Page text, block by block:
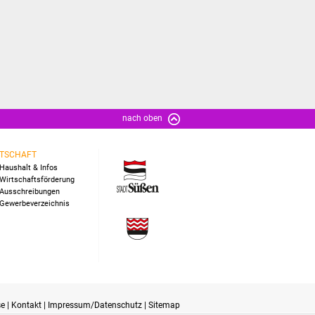
nach oben
Haushalt & Infos
Wirtschaftsförderung
Ausschreibungen
Gewerbeverzeichnis
Kontakt Impressum/Datenschutz Sitemap